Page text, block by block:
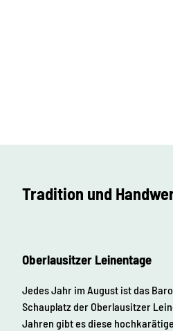
Tradition und
Oberlausitzer Leinentage
Jedes Jahr im August ist das
Schauplatz der Oberlausitzer
Jahren gibt es diese